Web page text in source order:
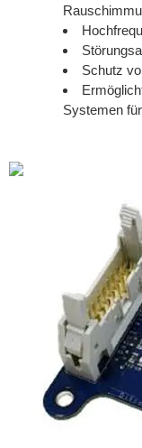
Schutz
Systemen